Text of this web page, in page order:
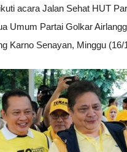
acara Jalan Sehat HUT
Umum Partai Golkar
Karno Senayan, Minggu (16/